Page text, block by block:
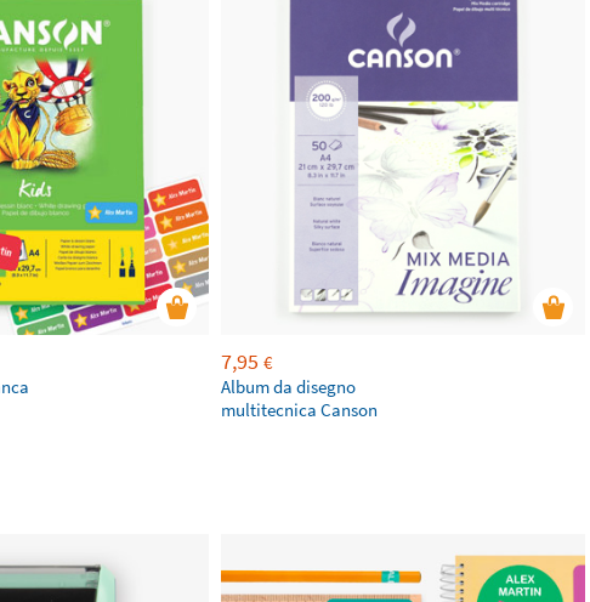
7,95 €
Album da disegno
multitecnica Canson